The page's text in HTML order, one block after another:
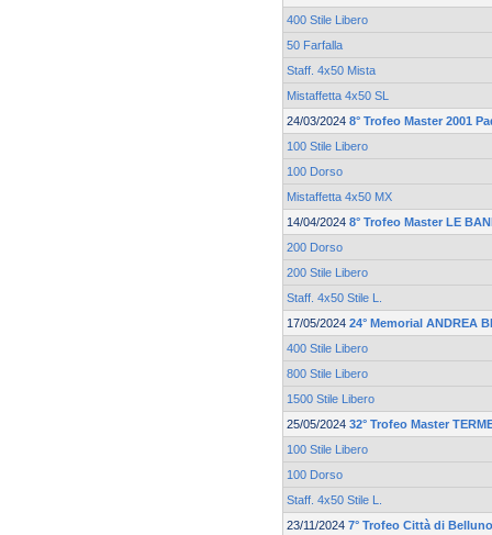
400 Stile Libero
50 Farfalla
Staff. 4x50 Mista
Mistaffetta 4x50 SL
24/03/2024 8° Trofeo Master 2001
100 Stile Libero
100 Dorso
Mistaffetta 4x50 MX
14/04/2024 8° Trofeo Master LE
200 Dorso
200 Stile Libero
Staff. 4x50 Stile L.
17/05/2024 24° Memorial ANDREA
400 Stile Libero
800 Stile Libero
1500 Stile Libero
25/05/2024 32° Trofeo Master
100 Stile Libero
100 Dorso
Staff. 4x50 Stile L.
23/11/2024 7° Trofeo Città di Belluno